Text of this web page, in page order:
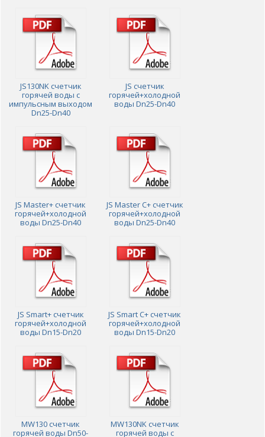
JS130NK счетчик
горячей воды с
импульсным выходом
Dn25-Dn40
JS счетчик
горячей+холодной
воды Dn25-Dn40
JS Master+ счетчик
горячей+холодной
воды Dn25-Dn40
JS Master C+ счетчик
горячей+холодной
воды Dn25-Dn40
JS Smart+ счетчик
горячей+холодной
воды Dn15-Dn20
JS Smart C+ счетчик
горячей+холодной
воды Dn15-Dn20
MW130 счетчик
горячей воды Dn50-
MW130NK счетчик
горячей воды с